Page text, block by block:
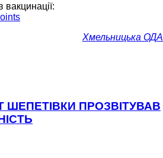
вакцинації:
Хмельницька ОДА
ПРОЗВІТУВАВ